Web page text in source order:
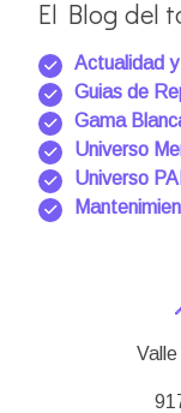
El Blog del
Actualidad
Guias de
Gama
Universo
Universo